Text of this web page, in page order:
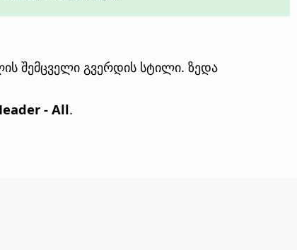
შემცველი გვერდის სტილი. ზედა
- All.